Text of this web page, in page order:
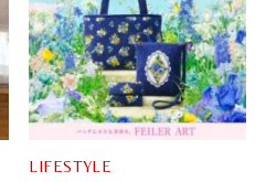
LIFESTYLE